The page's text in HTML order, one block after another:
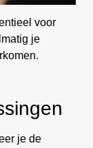
voor
je
je de